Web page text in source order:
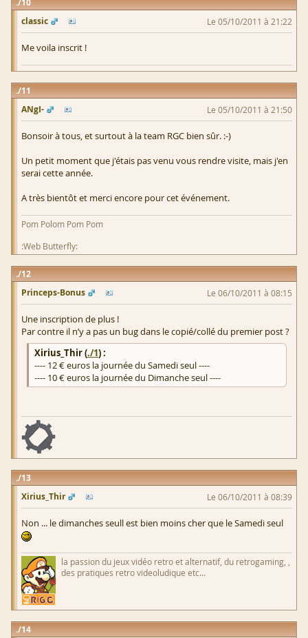
classic
Le 05/10/2011 à 21:22
Me voila inscrit !
11
ANgI-
Le 05/10/2011 à 21:50
Bonsoir à tous, et surtout à la team RGC bien sûr. :-)
Un petit moment que j'étais pas venu vous rendre visite, mais j'en
serai cette année.
A très bientôt et merci encore pour cet événement.
Pom Polom Pom Pom
:Web Butterfly:
12
Princeps-Bonus
Le 06/10/2011 à 08:15
Une inscription de plus !
Par contre il n’y a pas un bug dans le copié/collé du premier post ?
Xirius_Thir (./1) :
---- 12 € euros la journée du Samedi seul ----
---- 10 € euros la journée du Dimanche seul ----
13
Xirius_Thir
Le 06/10/2011 à 08:39
Non ... le dimanches seull est bien moins cher que le Samedi seul
la passion du jeux vidéo retro et alternatif, du retrogaming, ,
des pratiques retro videoludique etc...
14